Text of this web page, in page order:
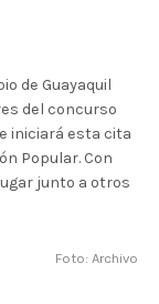
de Guayaquil
del concurso
iniciará esta cita
Popular. Con
junto a otros
Foto: Archivo